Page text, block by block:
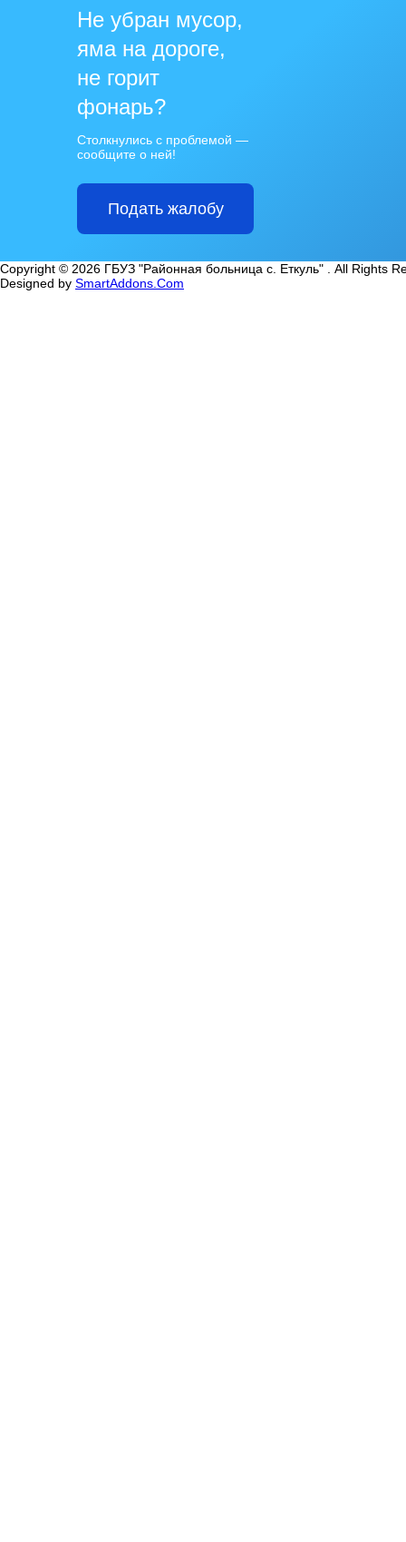
Не убран мусор,
яма на дороге,
не горит
фонарь?
Столкнулись с проблемой —
сообщите о ней!
Подать жалобу
Copyright © 2026 ГБУЗ "Районная больница с. Еткуль" . All Rights
Designed by SmartAddons.Com